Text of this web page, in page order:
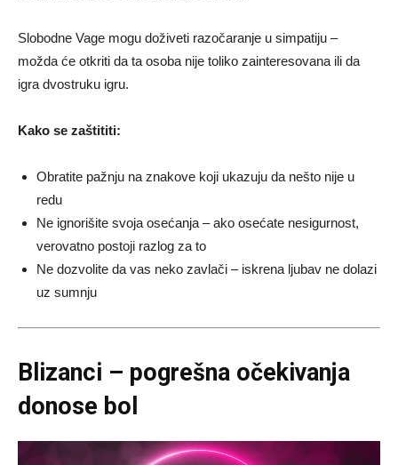
Slobodne Vage mogu doživeti razočaranje u simpatiju –
možda će otkriti da ta osoba nije toliko zainteresovana ili da
igra dvostruku igru.
Kako se zaštititi:
Obratite pažnju na znakove koji ukazuju da nešto nije u
redu
Ne ignorišite svoja osećanja – ako osećate nesigurnost,
verovatno postoji razlog za to
Ne dozvolite da vas neko zavlači – iskrena ljubav ne dolazi
uz sumnju
Blizanci – pogrešna očekivanja
donose bol